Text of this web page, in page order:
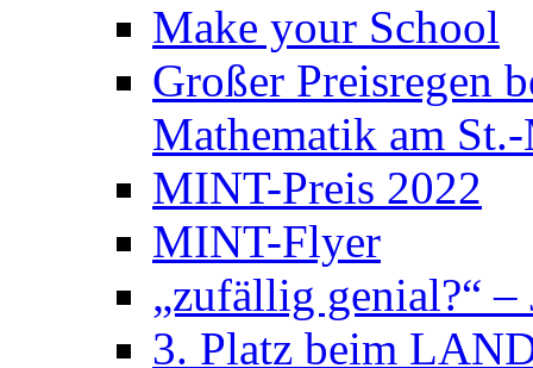
Make your School
Großer Preisregen
Mathematik am
MINT-Preis 2022
MINT-Flyer
„zufällig genial?“ –
3. Platz beim